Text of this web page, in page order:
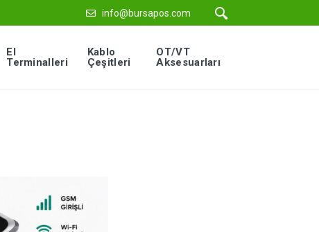
info@bursapos.com
El
Terminalleri
Kablo
Çeşitleri
OT/VT
Aksesuarları